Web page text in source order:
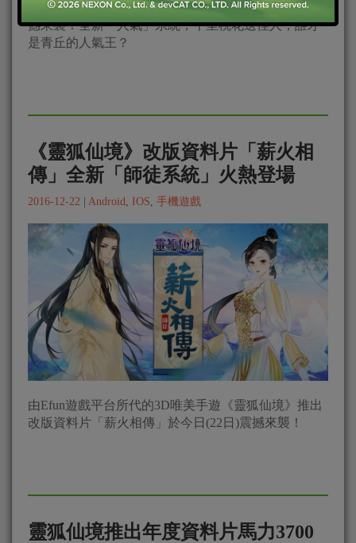
出改版改版資料片「三生三世月桂情」於今日(9日)震
撼來襲！全新「人氣」系統，十里桃花送佳人，誰才
是青丘的人氣王？
《靈狐仙境》改版資料片「薪火相
傳」全新「師徒系統」火熱登場
2016-12-22 Android, IOS, 手機遊戲
由Efun遊戲平台所代的3D唯美手遊《靈狐仙境》推出
改版資料片「薪火相傳」於今日(22日)震撼來襲！
靈狐仙境推出年度資料片馬力3700